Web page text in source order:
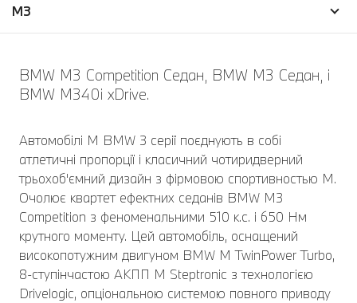
M3
BMW M3 Competition Седан, BMW M3 Седан, і
BMW M340i xDrive.
Автомобілі M BMW 3 серії поєднують в собі
атлетичні пропорції і класичний чотиридверний
трьохоб'ємний дизайн з фірмовою спортивностью M.
Очолює квартет ефектних седанів BMW M3
Competition з феноменальними 510 к.с. і 650 Нм
крутного моменту. Цей автомобіль, оснащений
високопотужним двигуном BMW M TwinPower Turbo,
8-ступінчастою АКПП M Steptronic з технологією
Drivelogic, опціональною системою повного приводу